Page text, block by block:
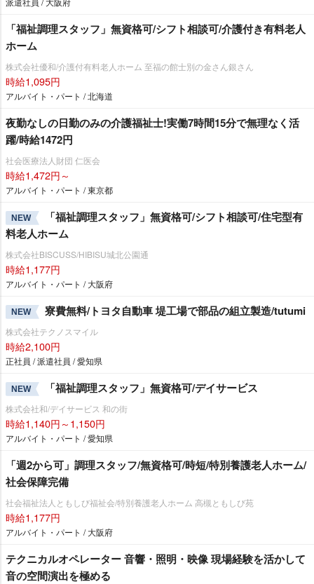
「福祉調理スタッフ」無資格可/シフト相談可/介護付き有料老人
ホーム
株式会社優和/介護付有料老人ホーム 至福の館士別の金さん銀さん
時給1,095円
アルバイト・パート / 北海道
夜勤なしの日勤のみの介護福祉士!実働7時間15分で無理なく活
躍/時給1472円
社会医療法人財団 仁医会
時給1,472円～
アルバイト・パート / 東京都
NEW
「福祉調理スタッフ」無資格可/シフト相談可/住宅型有
料老人ホーム
株式会社BISCUSS/HIBISU城北公園通
時給1,177円
アルバイト・パート / 大阪府
NEW 寮費無料/トヨタ自動車 堤工場で部品の組立製造/tutumi
株式会社テクノスマイル
時給2,100円
正社員 / 派遣社員 / 愛知県
NEW 「福祉調理スタッフ」無資格可/デイサービス
株式会社和/デイサービス 和の街
時給1,140円～1,150円
アルバイト・パート / 愛知県
「週2から可」調理スタッフ/無資格可/時短/特別養護老人ホーム/
社会保障完備
社会福祉法人ともしび福祉会/特別養護老人ホーム 高槻ともしび苑
時給1,177円
アルバイト・パート / 大阪府
テクニカルオペレーター 音響・照明・映像 現場経験を活かして
音の空間演出を極める